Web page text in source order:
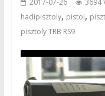
hadipisztoly, pistol,
pisztoly TRB RS9